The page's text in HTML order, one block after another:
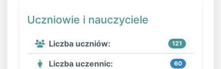
Uczniowie i nauczyciele
Liczba uczniów: 121
Liczba uczennic: 60